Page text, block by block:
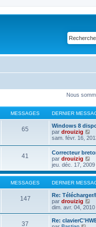
Nous
MESSAGES DERNIER
65
Windows 8
par drouizig
o
u
l
t
e
r
l
d
e
r
n
i
sam. févr. 16,
41
Correcteur
par drouizig
o
n
s
u
l
t
r
l
e
jeu. déc. 17,
MESSAGES DERNIER
147
Re:
par drouizig
o
n
s
dim. avr. 04,
37
Re: